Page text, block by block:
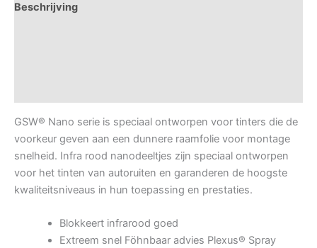
Beschrijving
GSW® Nano serie is speciaal ontworpen voor tinters die de
voorkeur geven aan een dunnere raamfolie voor montage
snelheid. Infra rood nanodeeltjes zijn speciaal ontworpen
voor het tinten van autoruiten en garanderen de hoogste
kwaliteitsniveaus in hun toepassing en prestaties.
Blokkeert infrarood goed
Extreem snel Föhnbaar advies Plexus® Spray